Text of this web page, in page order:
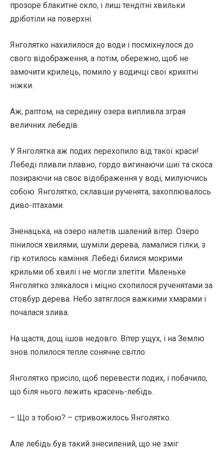
прозоре блакитне скло, і лиш тендітні хвильки
дріботіли на поверхні.
Янголятко нахилилося до води і посміхнулося до
свого відображення, а потім, обережно, щоб не
замочити крилець, помило у водичці свої крихітні
ніжки.
Аж, раптом, на середину озера випливла зграя
величних лебедів.
У Янголятка аж подих перехопило від такої краси!
Лебеді пливли плавно, гордо вигинаючи шиї та скоса
позираючи на своє відображення у воді, милуючись
собою. Янголятко, склавши рученята, захоплювалось
диво-птахами.
Зненацька, на озеро налетів шалений вітер. Озеро
пінилося хвилями, шуміли дерева, ламалися гілки, з
гір котилось каміння. Лебеді билися мокрими
крильми об хвилі і не могли злетіти. Маленьке
Янголятко злякалося і міцно схопилося рученятами за
стовбур дерева. Небо затяглося важкими хмарами і
почалася злива.
На щастя, дощ ішов недовго. Вітер ущух, і на Землю
знов полилося тепле сонячне світло.
Янголятко присіло, щоб перевести подих, і побачило,
що біля нього лежить красень-лебідь.
– Що з тобою? – стривожилось Янголятко.
Але лебідь був такий знесилений, що не зміг